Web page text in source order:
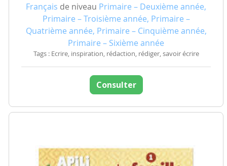
Français de niveau Primaire – Deuxième année,
Primaire – Troisième année, Primaire –
Quatrième année, Primaire – Cinquième année,
Primaire – Sixième année
Tags : Ecrire, inspiration, rédaction, rédiger, savoir écrire
Consulter